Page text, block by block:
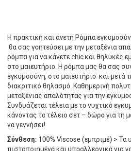
Η πρακτική και άνετη Ρόμπα
θα σας γοητεύσει με την μεταξένια
ρόμπα για να κάνετε chic και θηλυκές
στο μαιευτήριο. Η ρόμπα μας θα σας
εγκυμοσύνη, στο μαιευτήριο και μετά
διακριτικό θηλασμό. Καθημερινή
μεταξένιας απαλότητας για την
Συνδυάζεται τέλεια με το νυχτικό
κάνοντας το τέλειο σετ – δώρο για τη
να γεννήσει!
Σύνθεση: 100% Viscose (εμπριμέ) > Τα
πιστοποιημένα και υποαλλεργικά για